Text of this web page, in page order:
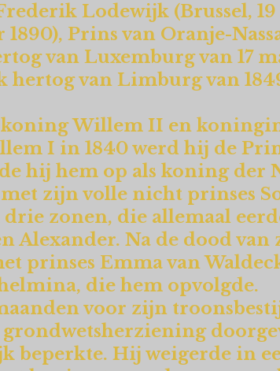
Lodewijk (Brussel, 19
Prins van Oranje-
van Luxemburg van 17
hertog van Limburg van
Willem II en
I in 1840 werd hij de
hij hem op als koning der
zijn volle nicht prinses
zonen, die allemaal
Alexander. Na de dood van
prinses Emma van
die hem opvolgde.
voor zijn
beperkte. Hij weigerde in